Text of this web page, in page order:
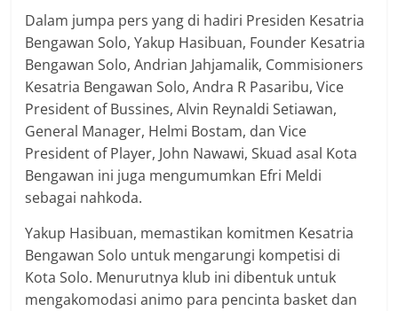
Dalam jumpa pers yang di hadiri Presiden Kesatria
Bengawan Solo, Yakup Hasibuan, Founder Kesatria
Bengawan Solo, Andrian Jahjamalik, Commisioners
Kesatria Bengawan Solo, Andra R Pasaribu, Vice
President of Bussines, Alvin Reynaldi Setiawan,
General Manager, Helmi Bostam, dan Vice
President of Player, John Nawawi, Skuad asal Kota
Bengawan ini juga mengumumkan Efri Meldi
sebagai nahkoda.
Yakup Hasibuan, memastikan komitmen Kesatria
Bengawan Solo untuk mengarungi kompetisi di
Kota Solo. Menurutnya klub ini dibentuk untuk
mengakomodasi animo para pencinta basket dan